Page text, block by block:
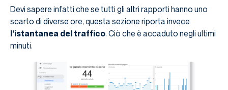
Devi sapere infatti che se tutti gli altri rapporti hanno uno
scarto di diverse ore, questa sezione riporta invece
l’istantanea del traffico. Ciò che è accaduto negli ultimi
minuti.